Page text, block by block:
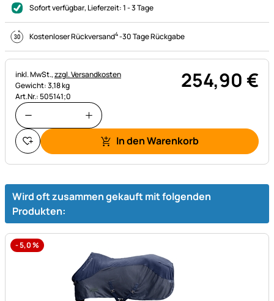
Sofort verfügbar, Lieferzeit:1 - 3 Tage
Kostenloser Rückversand4-30 Tage Rückgabe
Steuerhinweis:
inkl. MwSt.,zzgl. Versandkosten
Gewicht: 3,18 kg
Art.Nr.: 505141;0
254,90€
In den Warenkorb
Wird oft zusammen gekauft mit folgenden
Produkten:
-5,0%